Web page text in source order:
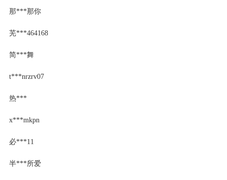
那***那你
芜***464168
简***舞
t***nrzrv07
热***
x***mkpn
必***11
半***所爱